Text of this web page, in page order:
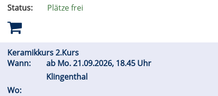
Status:
Plätze frei
Keramikkurs 2.Kurs
Wann:
ab Mo.21.09.2026, 18.45 Uhr
Klingenthal
Wo: